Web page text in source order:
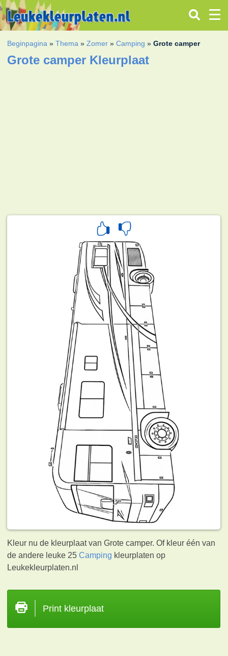
Beginpagina »Thema »Zomer »Camping »Grote camper
Grote camper Kleurplaat
Kleur nu de kleurplaat van Grote camper. Of kleur één van
de andere leuke 25Camping kleurplaten op
Leukekleurplaten.nl
Print kleurplaat